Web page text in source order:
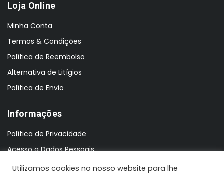
Loja Online
Minha Conta
Termos & Condições
Política de Reembolso
Alternativa de Litígios
Política de Envio
Informações
Política de Privacidade
Acesso a Dados Pessoais
Utilizamos cookies no nosso website para lhe